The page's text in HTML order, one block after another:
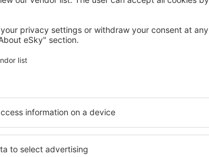
Hotel Ter Linde
Zuidwolde, 07 August 2026, 2 Nächte